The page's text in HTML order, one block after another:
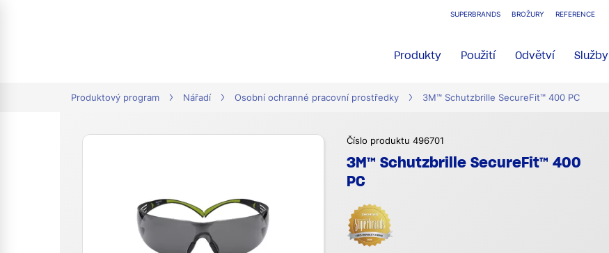
SUPERBRANDS BROŽURY REFERENCE
Produkty Použití Odvětví Služby
Produktový program Nářadí Osobní ochranné pracovní prostředky 3M™ Schutzbrille SecureFit™ 400 PC
Číslo produktu 496701
3M™ Schutzbrille SecureFit™ 400
PC